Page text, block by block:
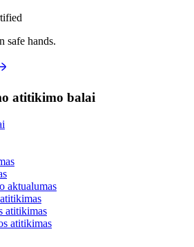
safe hands.
atitikimo balai
aktualumas
atitikimas
atitikimas